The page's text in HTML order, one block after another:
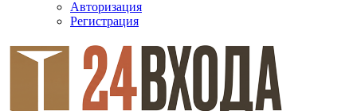
Авторизация
Регистрация